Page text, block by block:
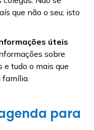
que não o seu; isto
úteis
sobre
e tudo o mais que
família.
para